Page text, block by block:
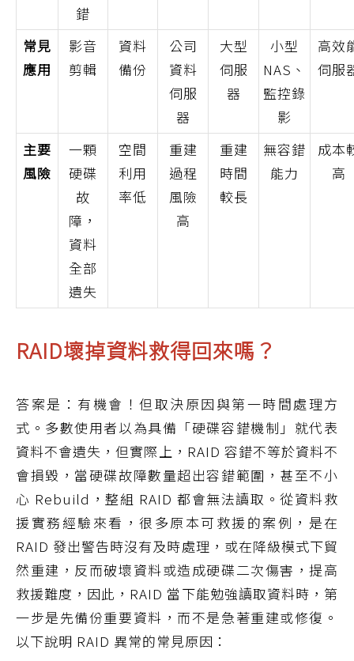
錯
常見
應用
影音
剪輯
資料
備份
公司
資料
伺服
器
大型
伺服
器
小型
NAS、
監控錄
影
高效
伺服
主要
風險
一顆
硬碟
故
障，
資料
全部
遺失
空間
利用
率低
重建
過程
風險
高
重建
時間
較長
無容錯
能力
成本
高
RAID壞掉資料救得回來嗎？
答案是：有機會！但取決原因與第一時間處理方
式。多數使用者以為具備「硬碟容錯機制」就代表
資料不會遺失，但實際上，RAID 容錯不等於資料不
會損毀，當硬碟故障數量超出容錯範圍，甚至不小
心 Rebuild，整組 RAID 都會無法讀取。從資料救
援實務經驗來看，很多原本可救援的案例，是在
RAID 發出警告時沒有及時處理，或在降級模式下貿
然重建，反而破壞資料或造成硬碟二次傷害，提高
救援難度，因此，RAID 當下能勉強讀取資料時，第
一步是先備份重要資料，而不是急著重建或修復。
以下說明 RAID 異常的常見原因：